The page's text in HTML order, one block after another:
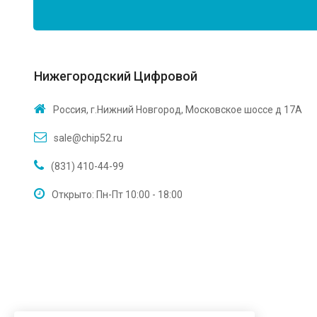
Нижегородский Цифровой
Россия, г.Нижний Новгород, Московское шоссе д 17А
sale@chip52.ru
(831) 410-44-99
Открыто: Пн-Пт 10:00 - 18:00